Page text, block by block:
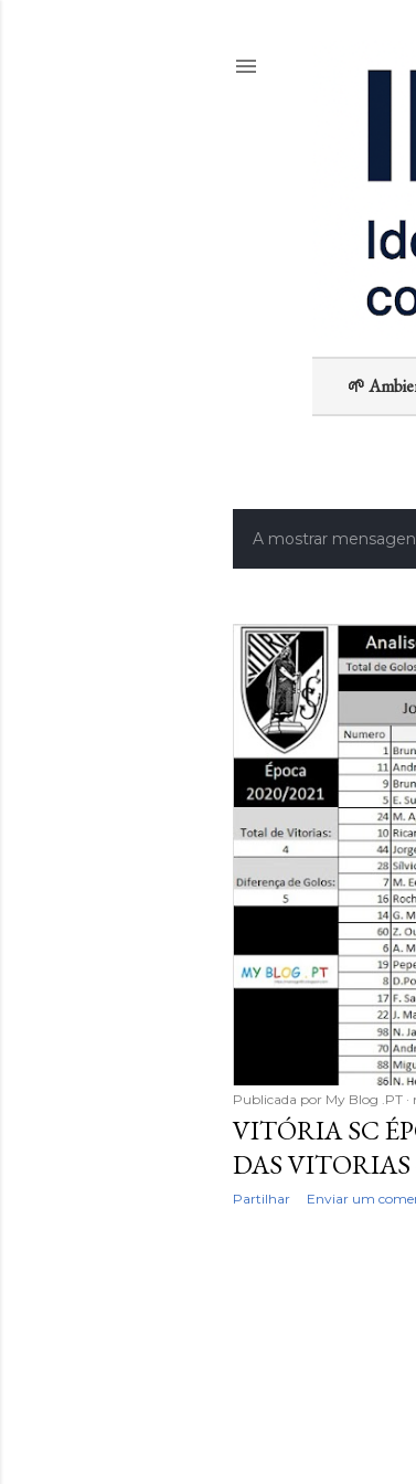
🌱
M
n
s
g
e
n
s
A mostrar
Publicada por My Blog .PT
VITÓRIA SC
DAS VITORIAS
Partilhar Enviar um